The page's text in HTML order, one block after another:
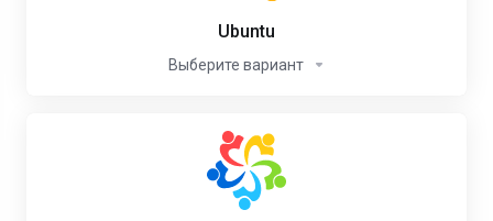
Ubuntu
Выберите вариант